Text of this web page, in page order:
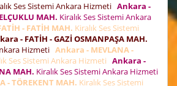
Ses Sistemi Ankara Hizmeti Ankara -
MAH. Kiralık Ses Sistemi Ankara
- FATİH MAH. Kiralık Ses Sistemi
- FATİH - GAZİ OSMANPAŞA MAH.
Hizmeti Ankara - MEVLANA -
Ses Sistemi Ankara Hizmeti Ankara -
MAH. Kiralık Ses Sistemi Ankara Hizmeti
- TÖREKENT MAH. Kiralık Ses Sistemi